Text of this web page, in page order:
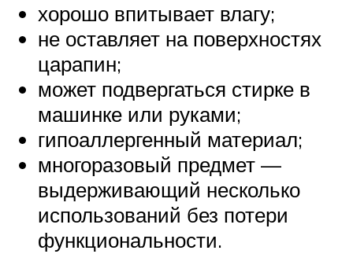
хорошо впитывает влагу;
не оставляет на поверхностях
царапин;
может подвергаться стирке в
машинке или руками;
гипоаллергенный материал;
многоразовый предмет —
выдерживающий несколько
использований без потери
функциональности.